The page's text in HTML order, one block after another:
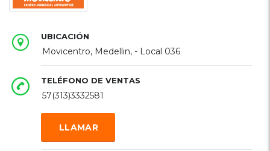
UBICACIÓN
Movicentro, Medellin, - Local 036
TELÉFONO DE VENTAS
57(313)3332581
LLAMAR